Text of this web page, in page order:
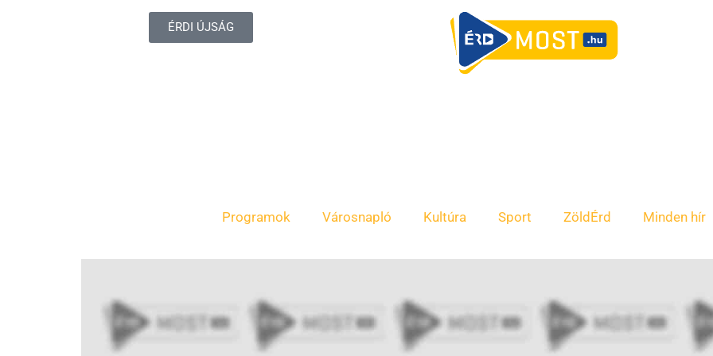
ÉRDI ÚJSÁG
Programok Városnapló Kultúra Sport ZöldÉrd Minden hír